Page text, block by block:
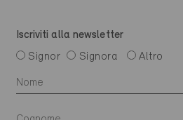
Iscriviti alla newsletter
Signor
Signora Altro